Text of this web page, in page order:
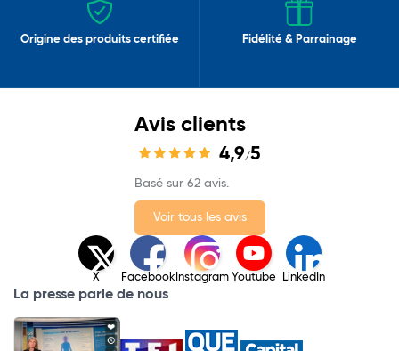
Origine des produits certifiée Fidélité & Parrainage
Avis clients
4,9/5
Basé sur 62 avis.
Voir tous les avis
X Facebook Instagram Youtube LinkedIn
La presse parle de nous